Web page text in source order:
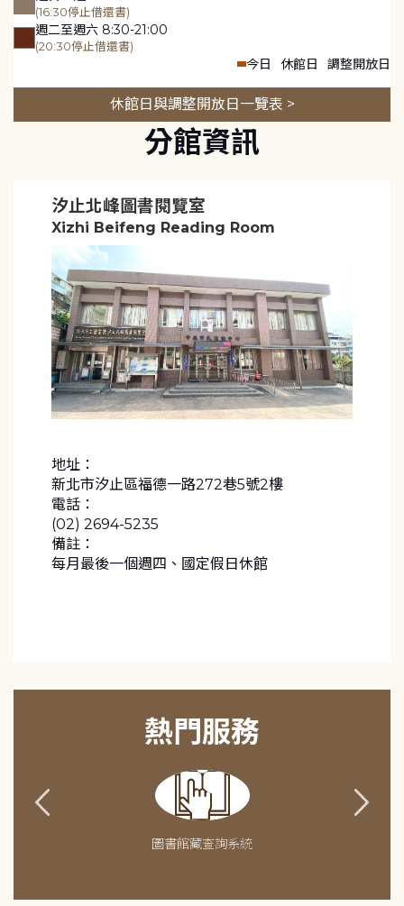
(16:30停止借還書)
週二至週六 8:30-21:00
(20:30停止借還書)
今日 休館日 調整開放日
休館日與調整開放日一覽表 >
分館資訊
汐止北峰圖書閱覽室
Xizhi Beifeng Reading Room
地址：
新北市汐止區福德一路272巷5號2樓
電話：
(02) 2694-5235
備註：
每月最後一個週四、國定假日休館
熱門服務
圖書館藏查詢系統